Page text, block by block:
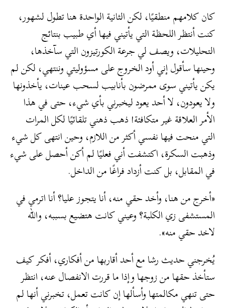
كان كلامهم منطقيًا، لكن الثانية الواحدة هنا تطول لشهور،
كنت أنتظر اللحظة التي يأتيني فيها أي طبيب بنتائج
التحليلات، ويصف لي جرعة الكورتيزون التي سآخذها،
وحينها سأقول إني أود الخروج على مسؤوليتي وننتهي، لكن لم
يكن يأتيني سوى ممرضون بأنابيب لسحب عينات، يأخذونها
ولا يعودون، لا أحد يعود ليخبرني بأي شيء، حتى في هذا
الأمر العلاقة غير متكافئة! ذهب ذهني تلقائيًا لكل المرات
التي منحت فيها نفسي أكثر من اللازم، وحين انتهى كل شيء
وذهبت السكرة، اكتشفت أني فعليًا لم أكن أحصل على شيء
في المقابل، بل كنت أزداد فراغًا من الداخل.
«أخرج من هنا، وأخد حقي منه، أنا يتجوز عليا؟ أنا اترمي في
المستشفى زي الكلبة؟ وعيني كانت هتضيع بسببه، والله
لاخد حقي منه».
يُخرجني حديث رشا مع أحد أقاربها من أفكاري، أفكر كيف
ستأخذ حقها من زوجها وإذا ما قررت الانفصال عنه، انتظر
حتى تنهي مكالمتها وأسألها إن كانت تعمل، تخبرني أنها لم